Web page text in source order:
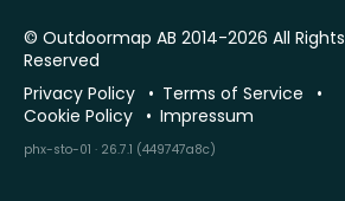
© Outdoormap AB 2014-2026 All Rights
Reserved
Privacy Policy
Terms of Service
Cookie Policy
Impressum
phx-sto-01 · 26.7.1 (449747a8c)